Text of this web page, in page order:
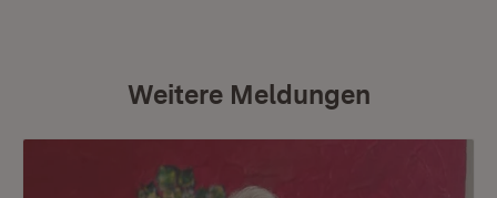
Weitere Meldungen